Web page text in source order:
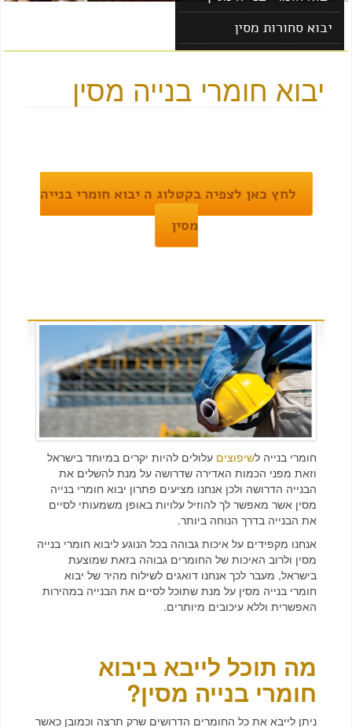
יבוא סחורות מסין
יבוא חומרי בנייה מסין
לחץ כאן לצפיה בקטלוג ה יבוא חומרי בנייה
מסין
חומרי בנייה ל שיפוציםעלולים להיות יקרים במיוחד בישראל
וזאת מפני הכמות האדירה שדרושה על מנת להשלים את
הבנייה הדרושה ולכן אנחנו מציעים פתרון יבוא חומרי בנייה
מסין אשר מאפשר לך להוזיל עלויות באופן משמעותי לסיים
את הבנייה בדרך הנוחה ביותר.
אנחנו מקפידים על איכות גבוהה בכל הנוגע ליבוא חומרי בנייה
מסין ולרוב האיכות של החומרים גבוהה בזאת שמוצעת
בישראל, מעבר לכך אנחנו דואגים לשילוח מהיר של יבוא
חומרי בנייה מסין על מנת שתוכל לסיים את הבנייה במהירות
האפשרית וללא עיכובים מיותרים.
מה תוכל לייבא ביבוא
חומרי בנייה מסין?
ניתן לייבא את כל החומרים הדרושים שרק תרצה וכמובן כאשר